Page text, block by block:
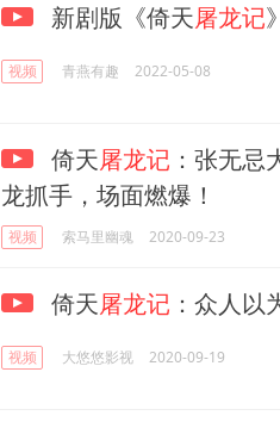
新剧版《倚天屠龙记》
视频 青燕有趣 2022-05-08
倚天屠龙记 ：张无
龙抓手，场面燃爆！
视频 索马里幽魂 2020-09-23
倚天屠龙记 ：众人以
视频 大悠悠影视 2020-09-19